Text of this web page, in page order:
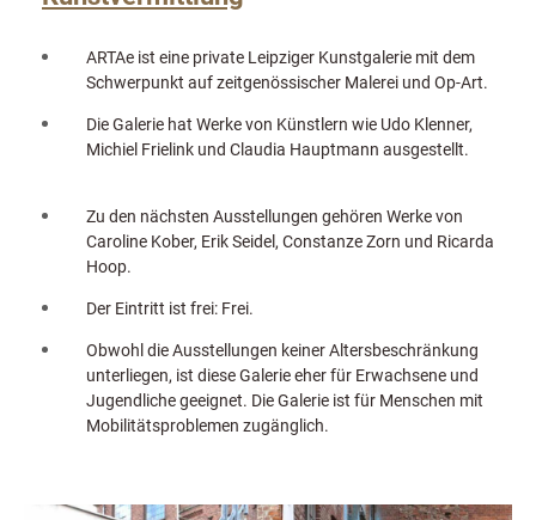
ARTAe ist eine private Leipziger Kunstgalerie mit dem
Schwerpunkt auf zeitgenössischer Malerei und Op-Art.
Die Galerie hat Werke von Künstlern wie Udo Klenner,
Michiel Frielink und Claudia Hauptmann ausgestellt.
Zu den nächsten Ausstellungen gehören Werke von
Caroline Kober, Erik Seidel, Constanze Zorn und Ricarda
Hoop.
Der Eintritt ist frei: Frei.
Obwohl die Ausstellungen keiner Altersbeschränkung
unterliegen, ist diese Galerie eher für Erwachsene und
Jugendliche geeignet. Die Galerie ist für Menschen mit
Mobilitätsproblemen zugänglich.